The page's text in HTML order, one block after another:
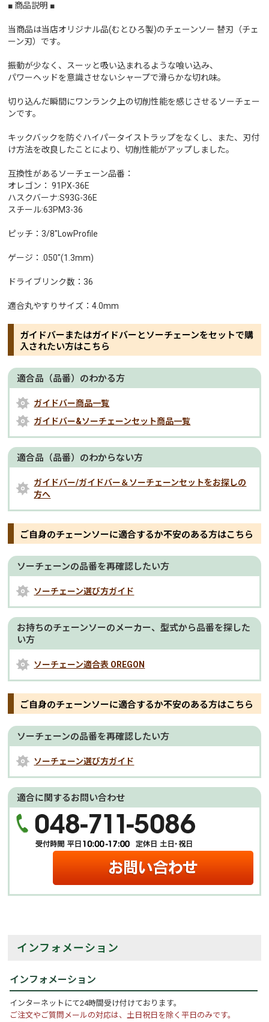
■ 商品説明 ■
当商品は当店オリジナル品(むとひろ製)のチェーンソー 替刃（チェ
ーン刃）です。
振動が少なく、スーッと吸い込まれるような喰い込み、
パワーヘッドを意識させないシャープで滑らかな切れ味。
切り込んだ瞬間にワンランク上の切削性能を感じさせるソーチェー
ンです。
キックバックを防ぐハイパータイストラップをなくし、また、刃付
け方法を改良したことにより、切削性能がアップしました。
互換性があるソーチェーン品番：
オレゴン： 91PX-36E
ハスクバーナ:S93G-36E
スチール:63PM3-36
ピッチ：3/8"LowProfile
ゲージ：.050"(1.3mm)
ドライブリンク数：36
適合丸やすりサイズ：4.0mm
ガイドバーまたはガイドバーとソーチェーンをセットで購
入されたい方はこちら
適合品（品番）のわかる方
ガイドバー商品一覧
ガイドバー&ソーチェーンセット商品一覧
適合品（品番）のわからない方
ガイドバー/ガイドバー＆ソーチェーンセットをお探しの
方へ
ご自身のチェーンソーに適合するか不安のある方はこちら
ソーチェーンの品番を再確認したい方
ソーチェーン選び方ガイド
お持ちのチェーンソーのメーカー、型式から品番を探した
い方
ソーチェーン適合表 OREGON
ご自身のチェーンソーに適合するか不安のある方はこちら
ソーチェーンの品番を再確認したい方
ソーチェーン選び方ガイド
適合に関するお問い合わせ
インフォメーション
インフォメーション
インターネットにて24時間受け付けております。
ご注文やご質問メールの対応は、土日祝日を除く平日のみです。